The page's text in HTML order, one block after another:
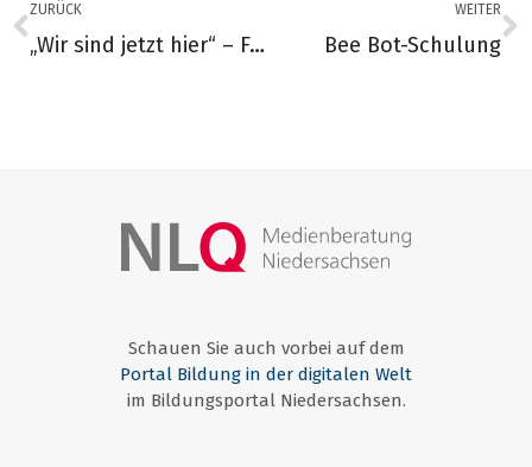
ZURÜCK
„Wir sind jetzt hier“ – Filmvorführung und Podiumsdiskussion an der BBS Cuxhaven
WEITER
Bee Bot-Schulung
Schauen Sie auch vorbei auf dem
Portal Bildung in der digitalen Welt
im Bildungsportal Niedersachsen.